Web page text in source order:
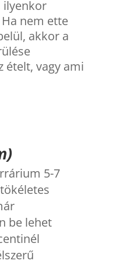
ilyenkor
nem ette
akkor a
ételt, vagy ami
5-7
be lehet